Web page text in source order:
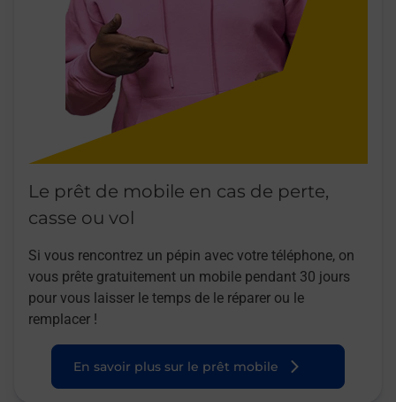
Le prêt de mobile en cas de perte,
casse ou vol
Si vous rencontrez un pépin avec votre téléphone, on
vous prête gratuitement un mobile pendant 30 jours
pour vous laisser le temps de le réparer ou le
remplacer !
En savoir plus sur le prêt mobile